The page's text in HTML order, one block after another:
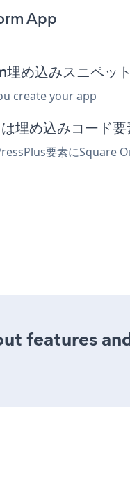
App
め込みスニペッ
create your app
埋め込みコード要
要素にSquare
features